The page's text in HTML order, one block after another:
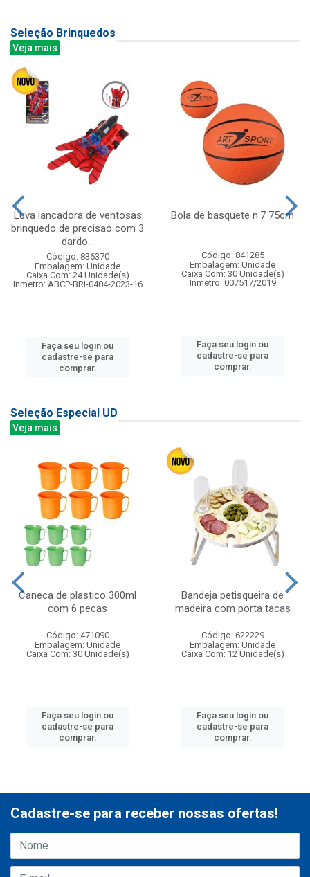
Seleção Brinquedos
Veja mais
Luva lancadora de ventosas
brinquedo de precisao com 3
dardo...
Código: 836370
Embalagem: Unidade
Caixa Com: 24 Unidade(s)
Inmetro: ABCP-BRI-0404-2023-16
Faça seu login ou
cadastre-se para
comprar.
Bola de basquete n.7 75cm
Código: 841285
Embalagem: Unidade
Caixa Com: 30 Unidade(s)
Inmetro: 007517/2019
Faça seu login ou
cadastre-se para
comprar.
Seleção Especial UD
Veja mais
Caneca de plastico 300ml
com 6 pecas
Código: 471090
Embalagem: Unidade
Caixa Com: 30 Unidade(s)
Faça seu login ou
cadastre-se para
comprar.
Bandeja petisqueira de
madeira com porta tacas
Código: 622229
Embalagem: Unidade
Caixa Com: 12 Unidade(s)
Faça seu login ou
cadastre-se para
comprar.
Cadastre-se para receber nossas ofertas!